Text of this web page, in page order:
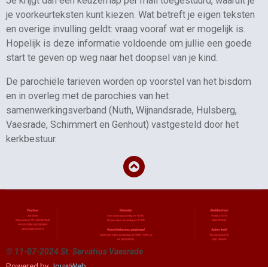
je voorkeurteksten kunt kiezen. Wat betreft je eigen teksten
en overige invulling geldt: vraag vooraf wat er mogelijk is.
Hopelijk is deze informatie voldoende om jullie een goede
start te geven op weg naar het doopsel van je kind.
De parochiële tarieven worden op voorstel van het bisdom
en in overleg met de parochies van het
samenwerkingsverband (Nuth, Wijnandsrade, Hulsberg,
Vaesrade, Schimmert en Genhout) vastgesteld door het
kerkbestuur.
© 11-07-2024 St. Servatius Vaesrade